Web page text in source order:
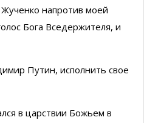
напротив моей
Бога Вседержителя, и
Путин, исполнить свое
в царствии Божьем в